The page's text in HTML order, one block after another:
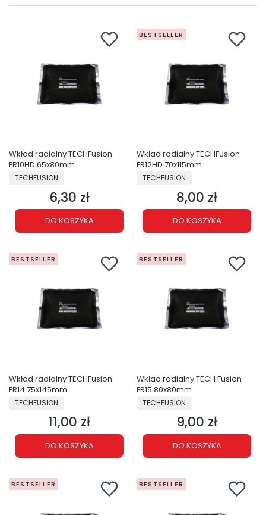
Wkład radialny TECHFusion
FR10HD 65x80mm
PRODUCENT
TECHFUSION
Cena
6,30 zł
DO KOSZYKA
BESTSELLER
Wkład radialny TECHFusion
FR12HD 70x115mm
PRODUCENT
TECHFUSION
Cena
8,00 zł
DO KOSZYKA
BESTSELLER
Wkład radialny TECHFusion
FR14 75x145mm
PRODUCENT
TECHFUSION
Cena
11,00 zł
DO KOSZYKA
BESTSELLER
Wkład radialny TECH Fusion
FR15 80x80mm
PRODUCENT
TECHFUSION
Cena
9,00 zł
DO KOSZYKA
BESTSELLER BESTSELLER